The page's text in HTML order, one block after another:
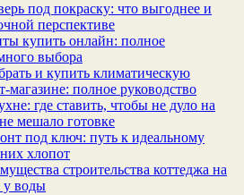
под покраску: что выгоднее и
перспективе
купить онлайн: полное
выбора
и купить климатическую
полное руководство
где ставить, чтобы не дуло на
мешало готовке
под ключ: путь к идеальному
хлопот
строительства коттеджа на
у воды